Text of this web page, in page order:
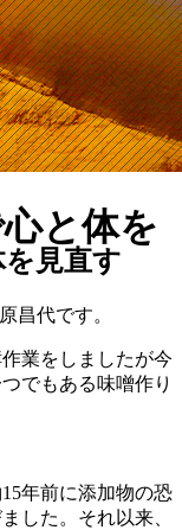
と体を
見直す
昌代です。
業をしましたが今
でもある味噌作り
年前に添加物の恐
した。それ以来、